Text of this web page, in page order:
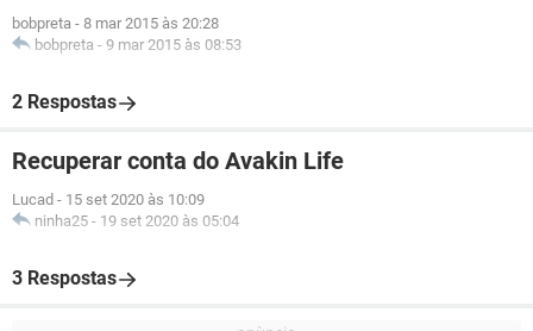
bobpreta - 8 mar 2015 às 20:28
bobpreta - 9 mar 2015 às 08:53
2 Respostas
Recuperar conta do Avakin Life
Lucad - 15 set 2020 às 10:09
ninha25 - 19 set 2020 às 05:04
3 Respostas